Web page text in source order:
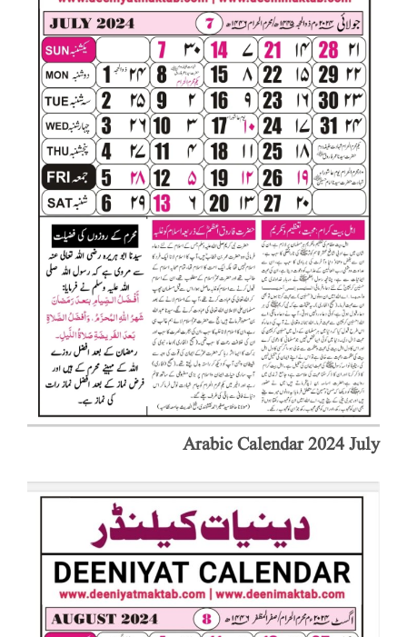
Arabic Calendar 2024 July